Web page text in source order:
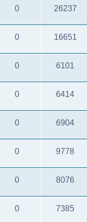
0 26237
0 16651
0 6101
0 6414
0 6904
0 9778
0 8076
0 7385